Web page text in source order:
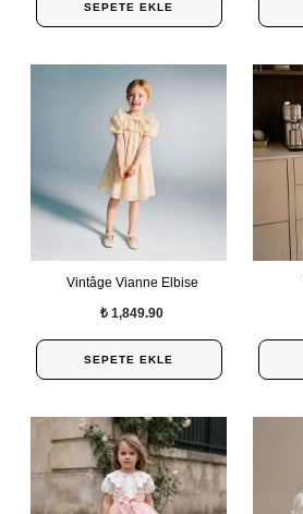
SEPETE EKLE
Vintâge Vianne Elbise
₺ 1,849.90
SEPETE EKLE